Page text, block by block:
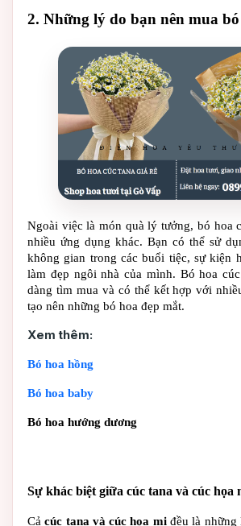
2. Những lý do bạn nên mua
Ngoài việc là món quà lý tưởng, bó hoa
nhiều ứng dụng khác. Bạn có thể sử
không gian trong các buổi tiệc, sự kiện
làm đẹp ngôi nhà của mình. Bó hoa
dàng tìm mua và có thể kết hợp với
tạo nên những bó hoa đẹp mắt.
Xem thêm:
Bó hoa hồng
Bó hoa baby
Bó hoa hướng dương
Sự khác biệt giữa cúc tana và cúc họa
Cả cúc tana và cúc họa mi đều là những